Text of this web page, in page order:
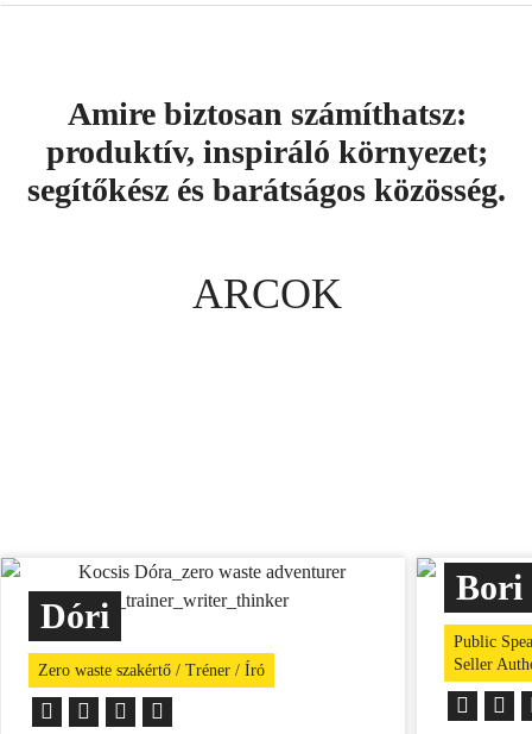
Amire biztosan számíthatsz:
produktív, inspiráló környezet;
segítőkész és barátságos közösség.
ARCOK
Dóri
Zero waste szakértő / Tréner / Író
Bori
Public
Seller